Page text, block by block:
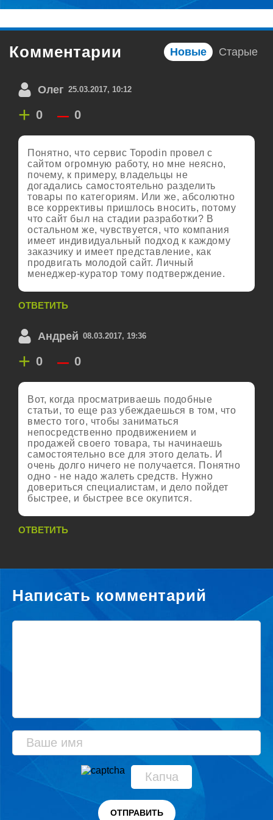
Комментарии Новые Старые
Олег 25.03.2017, 10:12
+ 0 – 0
Понятно, что сервис Topodin провел с
сайтом огромную работу, но мне неясно,
почему, к примеру, владельцы не
догадались самостоятельно разделить
товары по категориям. Или же, абсолютно
все коррективы пришлось вносить, потому
что сайт был на стадии разработки? В
остальном же, чувствуется, что компания
имеет индивидуальный подход к каждому
заказчику и имеет представление, как
продвигать молодой сайт. Личный
менеджер-куратор тому подтверждение.
ОТВЕТИТЬ
Андрей 08.03.2017, 19:36
+ 0 – 0
Вот, когда просматриваешь подобные
статьи, то еще раз убеждаешься в том, что
вместо того, чтобы заниматься
непосредственно продвижением и
продажей своего товара, ты начинаешь
самостоятельно все для этого делать. И
очень долго ничего не получается. Понятно
одно - не надо жалеть средств. Нужно
довериться специалистам, и дело пойдет
быстрее, и быстрее все окупится.
ОТВЕТИТЬ
Написать комментарий